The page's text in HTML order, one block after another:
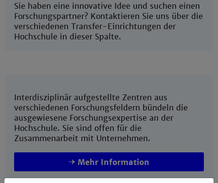
Sie haben eine innovative Idee und suchen einen
Forschungspartner? Kontaktieren Sie uns über die
verschiedenen Transfer-Einrichtungen der
Hochschule in dieser Spalte.
Interdisziplinär aufgestellte Zentren aus
verschiedenen Forschungsfeldern bündeln die
ausgewiesene Forschungsexpertise an der
Hochschule. Sie sind offen für die
Zusammenarbeit mit Unternehmen.
Mehr Information